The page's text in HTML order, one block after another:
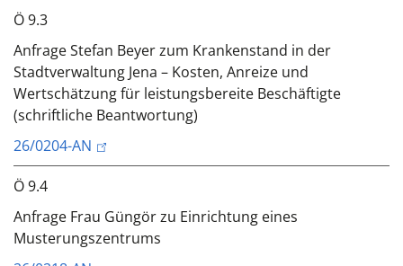
Ö 9.3
Anfrage Stefan Beyer zum Krankenstand in der
Stadtverwaltung Jena – Kosten, Anreize und
Wertschätzung für leistungsbereite Beschäftigte
(schriftliche Beantwortung)
26/0204-AN
Ö 9.4
Anfrage Frau Güngör zu Einrichtung eines
Musterungszentrums